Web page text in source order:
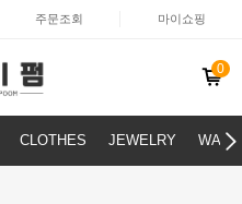
주문조회 마이쇼핑
0
CLOTHES JEWELRY